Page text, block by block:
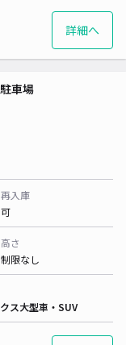
詳細へ
車場
再入庫
可
高さ
制限なし
ス大型車・SUV